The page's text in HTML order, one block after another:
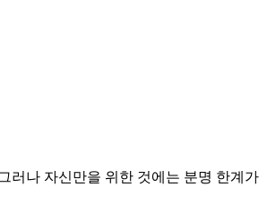
러나 자신만을 위한 것에는 분명 한계가